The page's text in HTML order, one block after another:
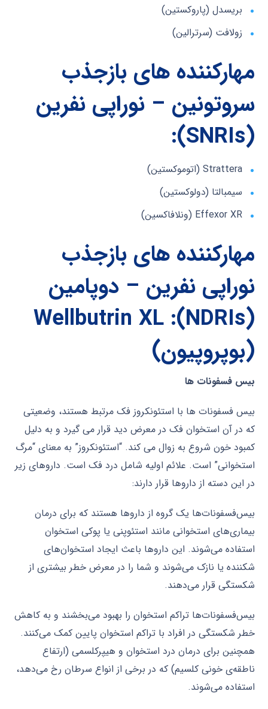
بریسدل (پاروکستین)
زولافت (سرترالین)
مهارکننده های بازجذب
سروتونین – نوراپی نفرین
(
SNRIs
):
Strattera (اتوموکستین)
سیمبالتا (دولوکستین)
Effexor XR (ونلافاکسین)
مهارکننده های بازجذب
نوراپی نفرین – دوپامین
(NDRIs): Wellbutrin XL
(بوپروپیون)
بیس فسفونات ها
بیس فسفونات ها با استئونکروز فک مرتبط هستند، وضعیتی
که در آن استخوان فک در معرض دید قرار می گیرد و به دلیل
کمبود خون شروع به زوال می کند. “استئونکروز” به معنای “مرگ
استخوانی” است. علائم اولیه شامل درد فک است. داروهای زیر
در این دسته از داروها قرار دارند:
بیس‌فسفونات‌ها یک گروه از داروها هستند که برای درمان
بیماری‌های استخوانی مانند استئوپنی یا پوکی استخوان
استفاده می‌شوند. این داروها باعث ایجاد استخوان‌های
شکننده یا نازک می‌شوند و شما را در معرض خطر بیشتری از
شکستگی قرار می‌دهند.
بیس‌فسفونات‌ها تراکم استخوان را بهبود می‌بخشند و به کاهش
خطر شکستگی در افراد با تراکم استخوان پایین کمک می‌کنند.
همچنین برای درمان درد استخوان و هیپرکلسمی (ارتفاع
ناطقه‌ی خونی کلسیم) که در برخی از انواع سرطان رخ می‌دهد،
استفاده می‌شوند.